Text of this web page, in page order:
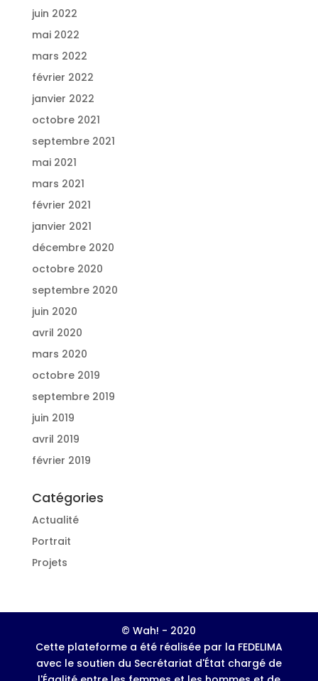
juin 2022
mai 2022
mars 2022
février 2022
janvier 2022
octobre 2021
septembre 2021
mai 2021
mars 2021
février 2021
janvier 2021
décembre 2020
octobre 2020
septembre 2020
juin 2020
avril 2020
mars 2020
octobre 2019
septembre 2019
juin 2019
avril 2019
février 2019
Catégories
Actualité
Portrait
Projets
© Wah! - 2020
Cette plateforme a été réalisée par la FEDELIMA
avec le soutien du Secrétariat d'État chargé de